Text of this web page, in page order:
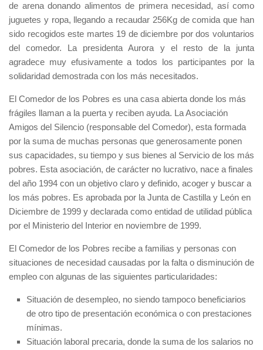
de arena donando alimentos de primera necesidad, así como
juguetes y ropa, llegando a recaudar 256Kg de comida que han
sido recogidos este martes 19 de diciembre por dos voluntarios
del comedor. La presidenta Aurora y el resto de la junta
agradece muy efusivamente a todos los participantes por la
solidaridad demostrada con los más necesitados.
El Comedor de los Pobres es una casa abierta donde los más
frágiles llaman a la puerta y reciben ayuda. La Asociación
Amigos del Silencio (responsable del Comedor), esta formada
por la suma de muchas personas que generosamente ponen
sus capacidades, su tiempo y sus bienes al Servicio de los más
pobres. Esta asociación, de carácter no lucrativo, nace a finales
del año 1994 con un objetivo claro y definido, acoger y buscar a
los más pobres. Es aprobada por la Junta de Castilla y León en
Diciembre de 1999 y declarada como entidad de utilidad pública
por el Ministerio del Interior en noviembre de 1999.
El Comedor de los Pobres recibe a familias y personas con
situaciones de necesidad causadas por la falta o disminución de
empleo con algunas de las siguientes particularidades:
Situación de desempleo, no siendo tampoco beneficiarios
de otro tipo de presentación económica o con prestaciones
mínimas.
Situación laboral precaria, donde la suma de los salarios no